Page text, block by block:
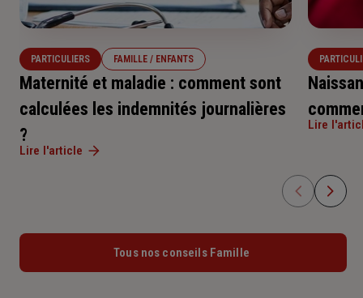
PARTICULIERS FAMILLE / ENFANTS
Maternité et maladie : comment sont
calculées les indemnités journalières
?
Lire l'article
Lire
Tous nos conseils Famille